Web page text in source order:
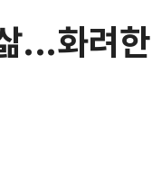
...화려